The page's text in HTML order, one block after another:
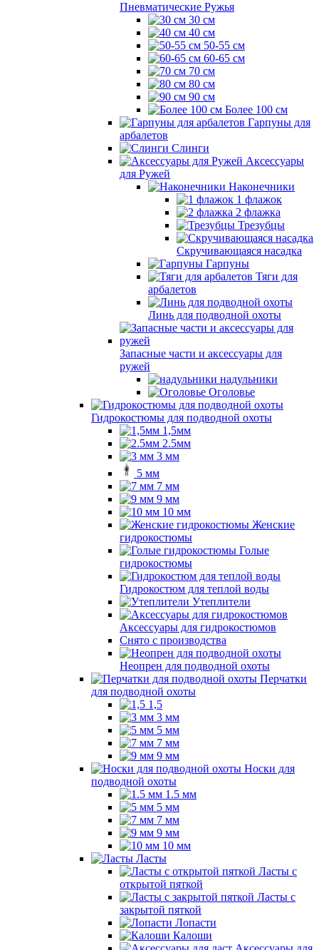
Пневматические Ружья
30 см
40 см
50-55 см
60-65 см
70 см
80 см
90 см
Более 100 см
Гарпуны для
арбалетов
Слинги
Аксессуары
для Ружей
Наконечники
1 флажок
2 флажка
Трезубцы
Скручивающаяся насадка
Гарпуны
Тяги для
арбалетов
Линь для подводной охоты
Запасные части и аксессуары для
ружей
надульники
Оголовье
Гидрокостюмы для подводной охоты
1,5мм
2.5мм
3 мм
5 мм
7 мм
9 мм
10 мм
Женские
гидрокостюмы
Голые
гидрокостюмы
Гидрокостюм для теплой воды
Утеплители
Аксессуары для гидрокостюмов
Снято с производства
Неопрен для подводной охоты
Перчатки
для подводной охоты
1,5
3 мм
5 мм
7 мм
9 мм
Носки для
подводной охоты
1.5 мм
5 мм
7 мм
9 мм
10 мм
Ласты
Ласты с
открытой пяткой
Ласты с
закрытой пяткой
Лопасти
Калоши